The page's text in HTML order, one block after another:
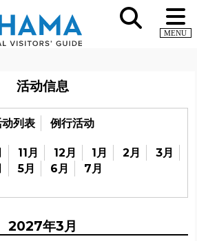
MENU
活动信息
列表 例行活动
11月 12月 1月 2月
3月
5月 6月 7月
2027年3月